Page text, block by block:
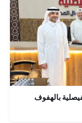
بالهفوف